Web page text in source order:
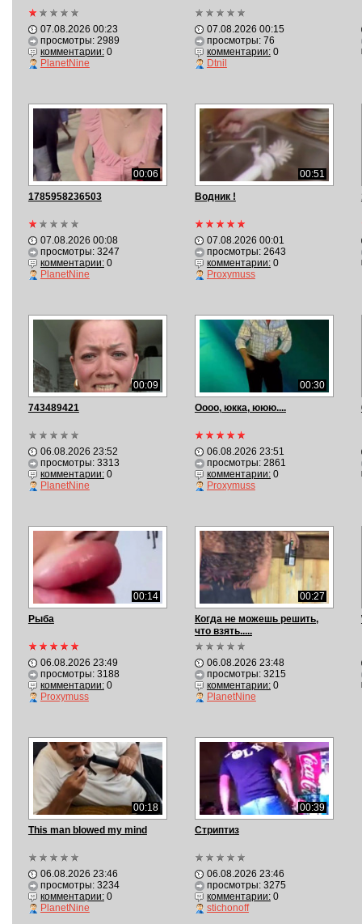
07.08.2026 00:23
просмотры: 2989
комментарии:0
PlanetNine
07.08.2026 00:15
просмотры: 76
комментарии:0
Dtnil
00:06
1785958236503
07.08.2026 00:08
просмотры: 3247
комментарии:0
PlanetNine
00:51
Водник !
07.08.2026 00:01
просмотры: 2643
комментарии:0
Proxymuss
00:09
743489421
06.08.2026 23:52
просмотры: 3313
комментарии:0
PlanetNine
00:30
Оооо, юкка, ююю....
06.08.2026 23:51
просмотры: 2861
комментарии:0
Proxymuss
00:14
Рыба
06.08.2026 23:49
просмотры: 3188
комментарии:0
Proxymuss
00:27
Когда не можешь решить,
что взять.....
06.08.2026 23:48
просмотры: 3215
комментарии:0
PlanetNine
00:18
This man blowed my mind
06.08.2026 23:46
просмотры: 3234
комментарии:0
PlanetNine
00:39
Стриптиз
06.08.2026 23:46
просмотры: 3275
комментарии:0
stichonoff